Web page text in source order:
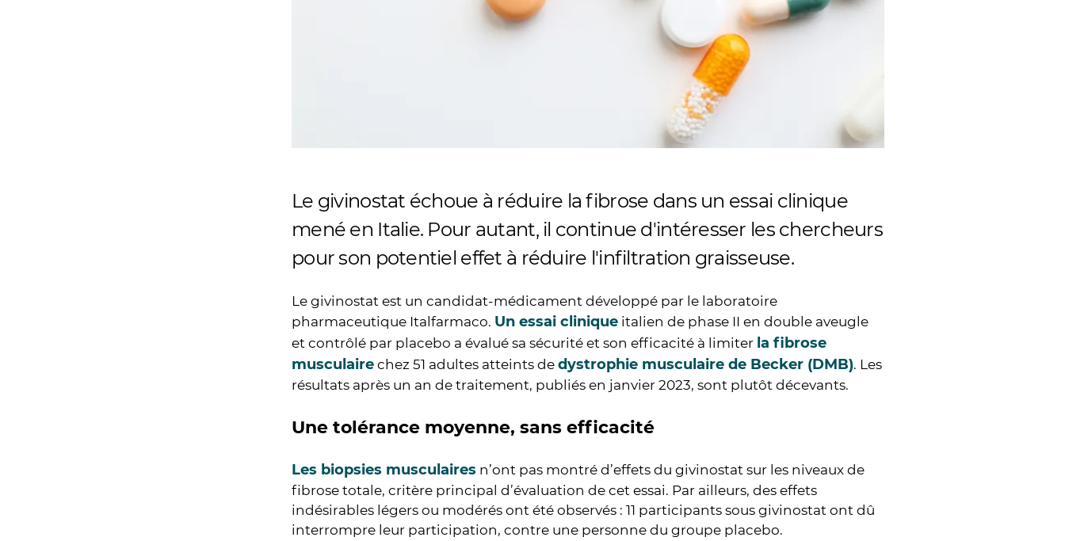
Le givinostat échoue à réduire la fibrose dans un essai clinique
mené en Italie. Pour autant, il continue d'intéresser les chercheurs
pour son potentiel effet à réduire l'infiltration graisseuse.
Le givinostat est un candidat-médicament développé par le laboratoire
pharmaceutique Italfarmaco. Un essai clinique italien de phase II en double aveugle
et contrôlé par placebo a évalué sa sécurité et son efficacité à limiter la fibrose
musculaire chez 51 adultes atteints de dystrophie musculaire de Becker (DMB). Les
résultats après un an de traitement, publiés en janvier 2023, sont plutôt décevants.
Une tolérance moyenne, sans efficacité
Les biopsies musculaires n’ont pas montré d’effets du givinostat sur les niveaux de
fibrose totale, critère principal d’évaluation de cet essai. Par ailleurs, des effets
indésirables légers ou modérés ont été observés : 11 participants sous givinostat ont dû
interrompre leur participation, contre une personne du groupe placebo.